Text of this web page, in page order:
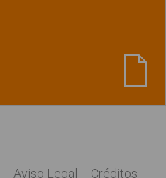
Aviso Legal Créditos